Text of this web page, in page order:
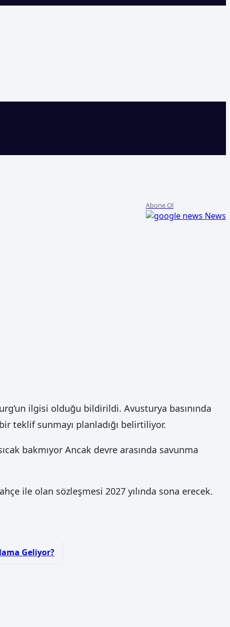
Abone Ol
News
ilgisi olduğu bildirildi. Avusturya basınında
teklif sunmayı planladığı belirtiliyor.
bakmıyor Ancak devre arasında savunma
ile olan sözleşmesi 2027 yılında sona erecek.
Geliyor?